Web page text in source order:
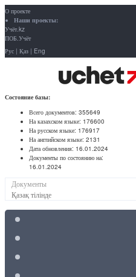
О проекте
Наши проекты:
Учёт.kz
ПОБ.Учёт
Рус | Қаз | Eng
Состояние базы:
Всего документов: 355649
На казахском языке: 176600
На русском языке: 176917
На английском языке: 2131
Дата обновления: 16.01.2024
Документы по состоянию на:
16.01.2024
Документы
Қазақ тілінде